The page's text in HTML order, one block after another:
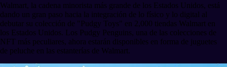
Walmart, la cadena minorista más grande de los Estados Unidos, está
dando un gran paso hacia la integración de lo físico y lo digital al
debutar su colección de "Pudgy Toys" en 2,000 tiendas Walmart en
los Estados Unidos. Los Pudgy Penguins, una de las colecciones de
NFT más peculiares, ahora estarán disponibles en forma de juguetes
de peluche en las estanterías de Walmart.